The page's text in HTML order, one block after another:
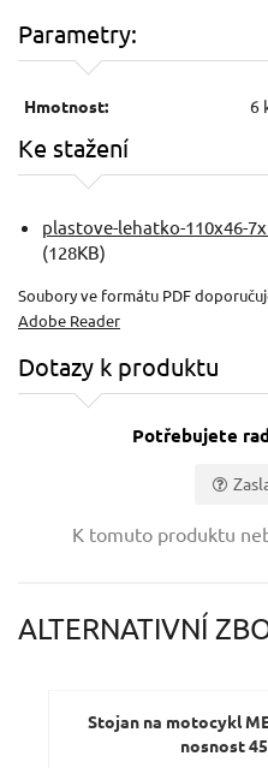
Parametry:
Hmotnost: 6
Ke stažení
plastove-lehatko-110x46-
(128KB)
Soubory ve formátu PDF
Adobe Reader
Dotazy k produktu
Potřebujete
K tomuto produktu
ALTERNATIVNÍ
Stojan na motocykl
nosnost